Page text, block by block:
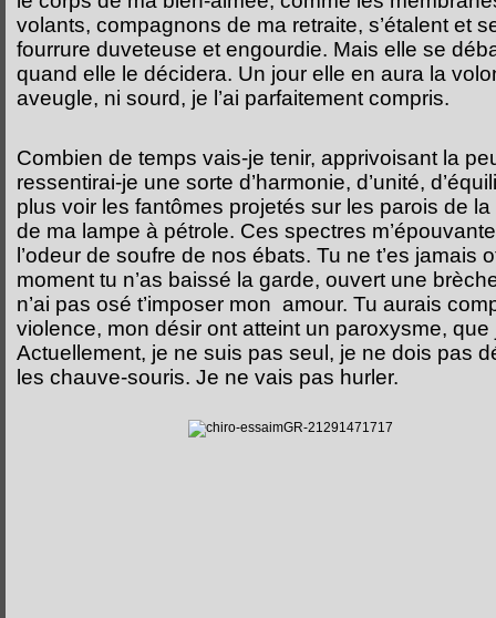
volants, compagnons de ma retraite, s’étalent et
fourrure duveteuse et engourdie. Mais elle se
quand elle le décidera. Un jour elle en aura la
aveugle, ni sourd, je l’ai parfaitement compris.
Combien de temps vais-je tenir, apprivoisant la
ressentirai-je une sorte d’harmonie, d’unité,
plus voir les fantômes projetés sur les parois de
de ma lampe à pétrole. Ces spectres
l’odeur de soufre de nos ébats. Tu ne t’es jamais
moment tu n’as baissé la garde, ouvert une
n’ai pas osé t’imposer mon amour. Tu aurais
violence, mon désir ont atteint un paroxysme, que
Actuellement, je ne suis pas seul, je ne dois pas
les chauve-souris. Je ne vais pas hurler.